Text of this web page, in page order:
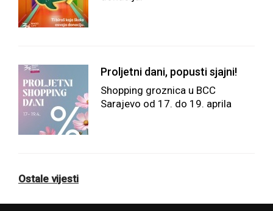
Proljetni dani, popusti sjajni!
Shopping groznica u BCC
Sarajevo od 17. do 19. aprila
Ostale vijesti